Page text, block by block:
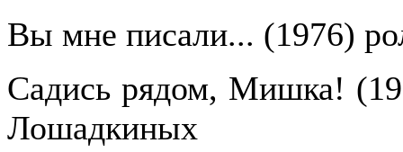
Вы мне писали... (1976)
Садись рядом, Мишка!
Лошадкиных